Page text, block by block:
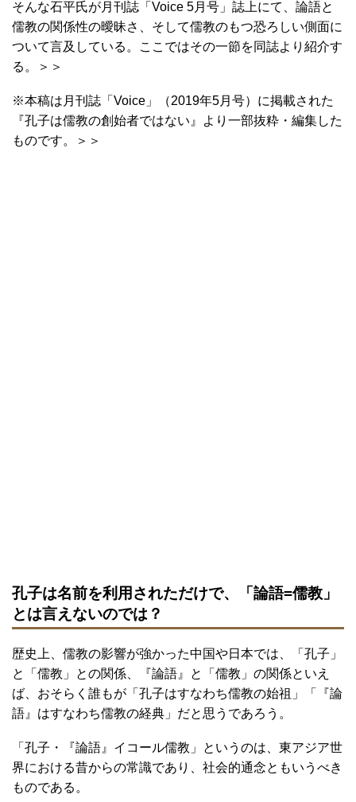
そんな石平氏が月刊誌「Voice 5月号」誌上にて、論語と
儒教の関係性の曖昧さ、そして儒教のもつ恐ろしい側面に
ついて言及している。ここではその一節を同誌より紹介す
る。＞＞
※本稿は月刊誌「Voice」（2019年5月号）に掲載された
『孔子は儒教の創始者ではない』より一部抜粋・編集した
ものです。＞＞
孔子は名前を利用されただけで、「論語=儒教」
とは言えないのでは？
歴史上、儒教の影響が強かった中国や日本では、「孔子」
と「儒教」との関係、『論語』と「儒教」の関係といえ
ば、おそらく誰もが「孔子はすなわち儒教の始祖」「『論
語』はすなわち儒教の経典」だと思うであろう。
「孔子・『論語』イコール儒教」というのは、東アジア世
界における昔からの常識であり、社会的通念ともいうべき
ものである。